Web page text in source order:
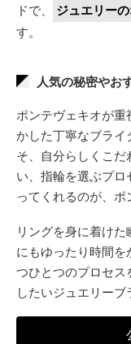
ドで、
ジュエリー
す。
人気の秘密やお
ポンテヴェキオが
かした丁寧なブライ
そ、自分らしくこ
い、指輪を選ぶプ
ってくれるのが、ポ
リングを身に着け
にもゆったり時間
つひとつのプロセ
したいジュエリーブ